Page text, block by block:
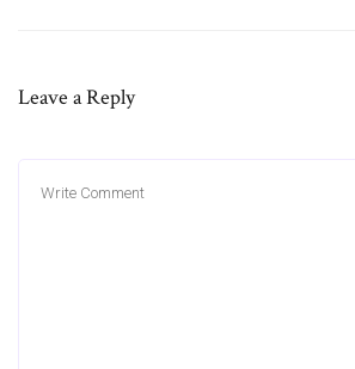
Leave a Reply